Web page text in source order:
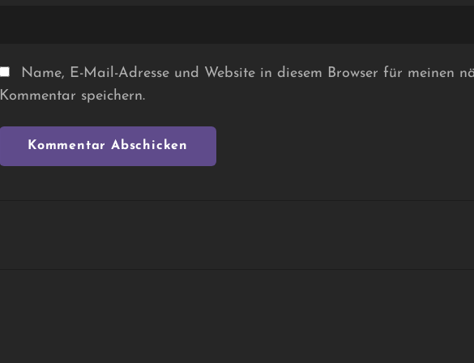
Name, E-Mail-Adresse und Website in diesem Browser für meinen
Kommentar speichern.